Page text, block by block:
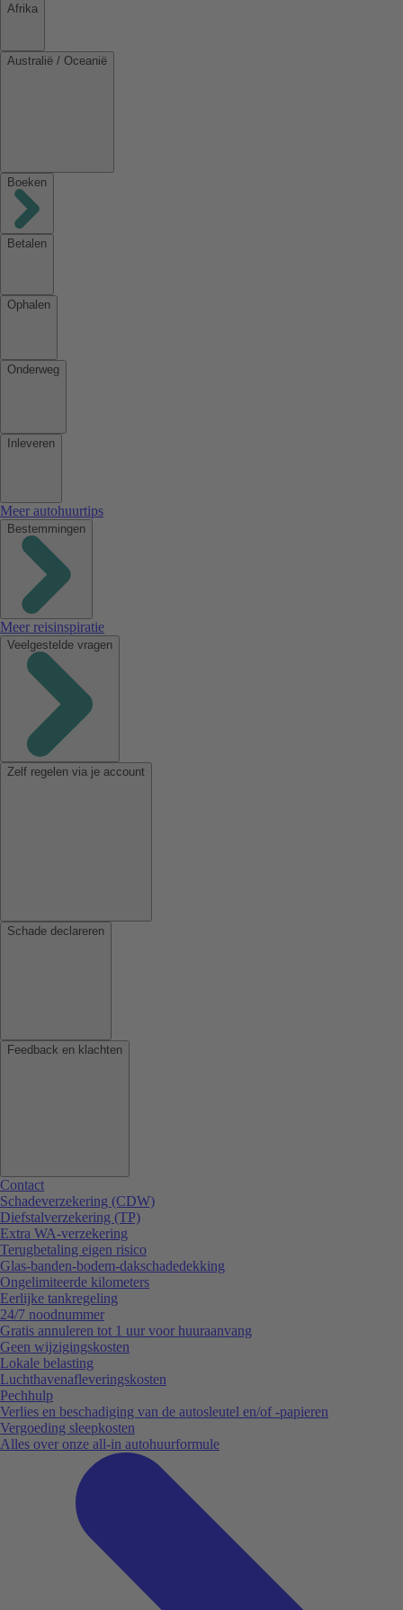
Afrika
Australië / Oceanië
Boeken
Betalen
Ophalen
Onderweg
Inleveren
Meer autohuurtips
Bestemmingen
Meer reisinspiratie
Veelgestelde vragen
Zelf regelen via je account
Schade declareren
Feedback en klachten
Contact
Schadeverzekering (CDW)
Diefstalverzekering (TP)
Extra WA-verzekering
Terugbetaling eigen risico
Glas-banden-bodem-dakschadedekking
Ongelimiteerde kilometers
Eerlijke tankregeling
24/7 noodnummer
Gratis annuleren tot 1 uur voor huuraanvang
Geen wijzigingskosten
Lokale belasting
Luchthavenafleveringskosten
Pechhulp
Verlies en beschadiging van de autosleutel en/of -papieren
Vergoeding sleepkosten
Alles over onze all-in autohuurformule